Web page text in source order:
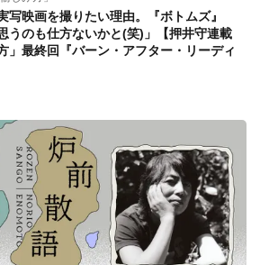
写映画を撮りたい理由。『ボトムズ』
うのも仕方ないかと(笑)」【押井守連載
」最終回『バーン・アフター・リーディ